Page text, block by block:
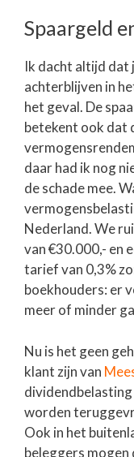
Spaargeld
Ik dacht altijd dat
achterblijven in
het geval. De
betekent ook dat
daar had ik nog
de schade mee.
Nederland. We
van €30.000,- en
tarief van 0,3%
boekhouders: er
meer of minder
Nu is het geen
klant zijn van
dividendbelasting
worden
Ook in het
beleggers